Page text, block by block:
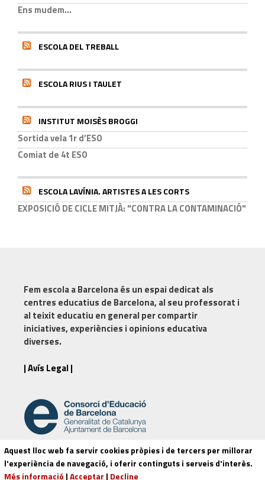
Ens mudem...
ESCOLA DEL TREBALL
ESCOLA RIUS I TAULET
INSTITUT MOISÈS BROGGI
Sortida vela 1r d’ESO
Comiat de 4t ESO
ESCOLA LAVÍNIA. ARTISTES A LES CORTS
EXPOSICIÓ DE CICLE MITJÀ: "CONTRA LA CONTAMINACIÓ"
Fem escola a Barcelonaés un espai dedicat als
centres educatius de Barcelona, al seu professorat i
al teixit educatiu en general per compartir
iniciatives, experiències i opinions educativa
diverses.
| Avís Legal |
© 2026 - Consorci d'educació de Barcelona.
Aquest lloc web fa servir cookies pròpies i de tercers per millorar
l'experiència de navegació, i oferir continguts i serveis d'interès.
Més informació |Acceptar | Decline